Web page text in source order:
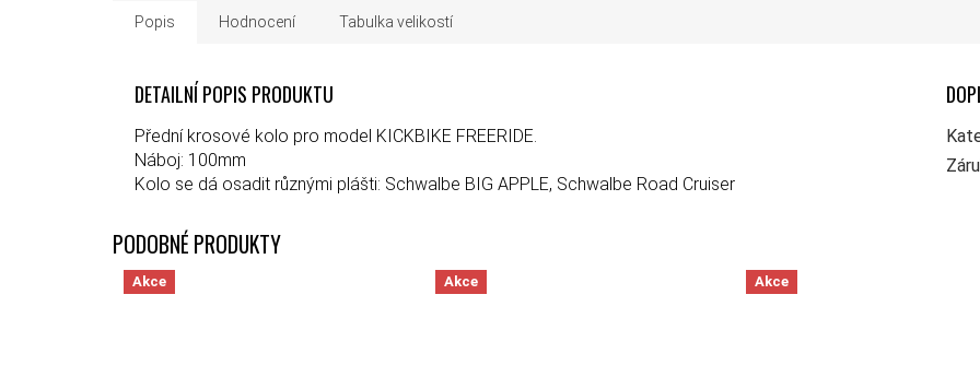
Popis Hodnocení Tabulka velikostí
DETAILNÍ POPIS PRODUKTU
Přední krosové kolo pro model KICKBIKE FREERIDE.
Náboj: 100mm
Kolo se dá osadit různými plášti: Schwalbe BIG APPLE, Schwalbe Road Cruiser
Akce Akce Akce